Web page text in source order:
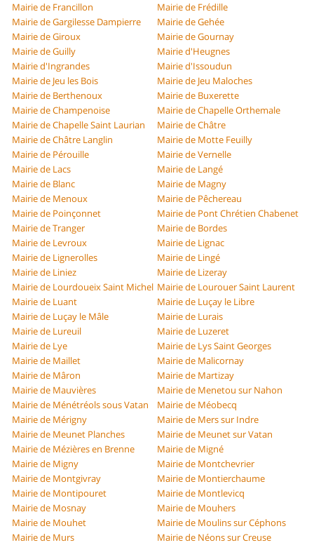
Mairie de Francillon
Mairie de Frédille
Mairie de Gargilesse Dampierre
Mairie de Gehée
Mairie de Giroux
Mairie de Gournay
Mairie de Guilly
Mairie d'Heugnes
Mairie d'Ingrandes
Mairie d'Issoudun
Mairie de Jeu les Bois
Mairie de Jeu Maloches
Mairie de Berthenoux
Mairie de Buxerette
Mairie de Champenoise
Mairie de Chapelle Orthemale
Mairie de Chapelle Saint Laurian
Mairie de Châtre
Mairie de Châtre Langlin
Mairie de Motte Feuilly
Mairie de Pérouille
Mairie de Vernelle
Mairie de Lacs
Mairie de Langé
Mairie de Blanc
Mairie de Magny
Mairie de Menoux
Mairie de Pêchereau
Mairie de Poinçonnet
Mairie de Pont Chrétien Chabenet
Mairie de Tranger
Mairie de Bordes
Mairie de Levroux
Mairie de Lignac
Mairie de Lignerolles
Mairie de Lingé
Mairie de Liniez
Mairie de Lizeray
Mairie de Lourdoueix Saint Michel Mairie de Lourouer Saint Laurent
Mairie de Luant
Mairie de Luçay le Libre
Mairie de Luçay le Mâle
Mairie de Lurais
Mairie de Lureuil
Mairie de Luzeret
Mairie de Lye
Mairie de Lys Saint Georges
Mairie de Maillet
Mairie de Malicornay
Mairie de Mâron
Mairie de Martizay
Mairie de Mauvières
Mairie de Menetou sur Nahon
Mairie de Ménétréols sous Vatan
Mairie de Méobecq
Mairie de Mérigny
Mairie de Mers sur Indre
Mairie de Meunet Planches
Mairie de Meunet sur Vatan
Mairie de Mézières en Brenne
Mairie de Migné
Mairie de Migny
Mairie de Montchevrier
Mairie de Montgivray
Mairie de Montierchaume
Mairie de Montipouret
Mairie de Montlevicq
Mairie de Mosnay
Mairie de Mouhers
Mairie de Mouhet
Mairie de Moulins sur Céphons
Mairie de Murs
Mairie de Néons sur Creuse